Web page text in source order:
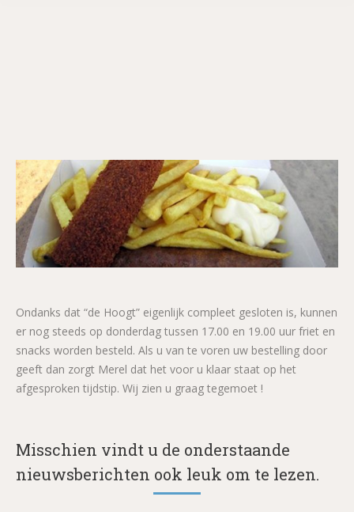
Ondanks dat “de Hoogt” eigenlijk compleet gesloten is, kunnen
er nog steeds op donderdag tussen 17.00 en 19.00 uur friet en
snacks worden besteld. Als u van te voren uw bestelling door
geeft dan zorgt Merel dat het voor u klaar staat op het
afgesproken tijdstip. Wij zien u graag tegemoet !
Misschien vindt u de onderstaande
nieuwsberichten ook leuk om te lezen.